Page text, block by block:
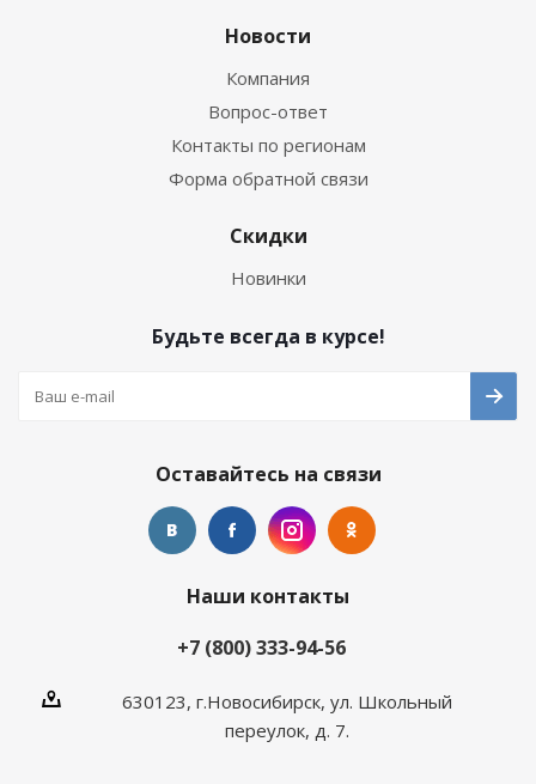
Новости
Компания
Вопрос-ответ
Контакты по регионам
Форма обратной связи
Скидки
Новинки
Будьте всегда в курсе!
Оставайтесь на связи
Наши контакты
+7 (800) 333-94-56
630123, г.Новосибирск, ул. Школьный
переулок, д. 7.